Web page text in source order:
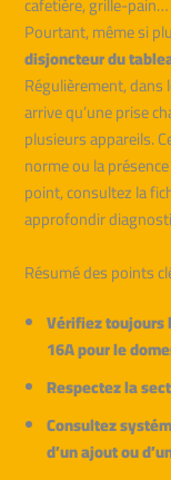
Pourtant, même si
disjoncteur du
Régulièrement,
arrive qu’une prise
plusieurs appareils.
norme ou la
point, consultez la
approfondir
Résumé des points
Vérifiez toujours
16A pour le
Respectez la
Consultez
d’un ajout ou